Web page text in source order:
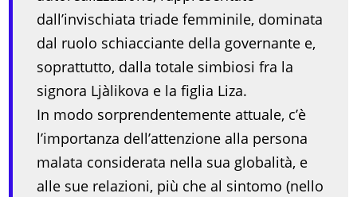
dall’invischiata triade femminile, dominata
dal ruolo schiacciante della governante e,
soprattutto, dalla totale simbiosi fra la
signora Ljàlikova e la figlia Liza.
In modo sorprendentemente attuale, c’è
l’importanza dell’attenzione alla persona
malata considerata nella sua globalità, e
alle sue relazioni, più che al sintomo (nello